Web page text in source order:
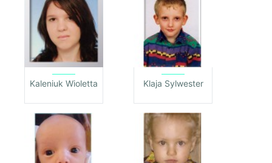
Kaleniuk Wioletta Klaja Sylwester